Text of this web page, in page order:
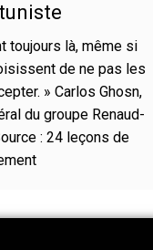
toujours là, même si
de ne pas les
» Carlos Ghosn,
du groupe Renaud-
: 24 leçons de